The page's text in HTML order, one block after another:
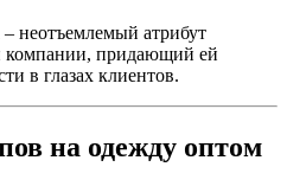
неотъемлемый атрибут
придающий ей
в глазах клиентов.
на одежду оптом